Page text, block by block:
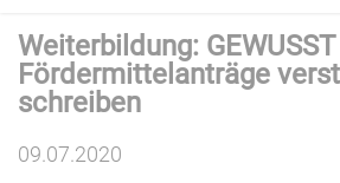
Weiterbildung:
Fördermittelanträge
schreiben
09.07.2020